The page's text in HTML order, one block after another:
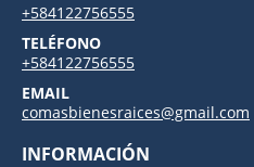
+584122756555
TELÉFONO
+584122756555
EMAIL
comasbienesraices@gmail.com
INFORMACIÓN